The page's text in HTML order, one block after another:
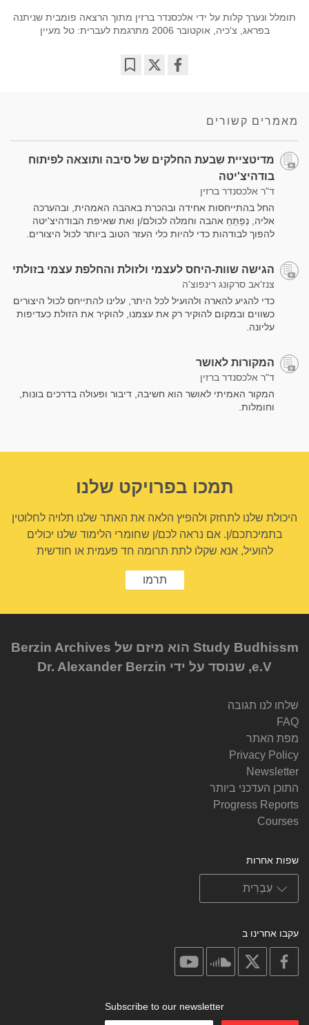
תומלל ונערך קלות על ידי אלכסנדר ברזין מתוך הרצאה פומבית שניתנה
בפראג, צ'כיה, אוקטובר 2006 מתרגמת לעברית: טל מעיין
מאמרים קשורים
מדיטציית שִבעת החלקים של סיבה ותוצאה לפיתוח
בודהיצ'יטה
ד"ר אלכסנדר ברזין
החל בהתייחסות אחידה ובהכרת באהבה האמהית, ובהערכה
אליה, נְפַתֵּחַ אהבה וחמלה לכולם/ן ואת שאיפת הבודהיצ'יטה
להפוך לבודהות כדי להיות כלי העזר הטוב ביותר לכול היצורים.
הגישה שוות-היחס לעצמי ולזולת והחלפת עצמי בזולתי
צנז'אב סרקונג רינפוצ'ה
כדי להגיע להארה ולהועיל לכל היתר, עלינו להתייחס לכול היצורים
כשווים ובמקום להוקיר רק את עצמנו, להוקיר את הזולת כעדיפות
עליונה.
המקורות לאושר
ד"ר אלכסנדר ברזין
המקור האמיתי לאושר הוא חשיבה, דיבור ופעולה בדרכים בונות,
וחומלות.
תמכו בפרויקט שלנו
היכולת שלנו לתחזק ולהפיץ הלאה את האתר שלנו תלויה לחלוטין
בתמיכתכם/ן. אם נראה לכם/ן שחומרי הלימוד שלנו יכולים
להועיל, אנא שקלו לתת תרומה חד פעמית או חודשית
תרמו
Study Budhissm הוא מיזם של Berzin Archives
e.V, שנוסד על ידי Dr. Alexander Berzin
שלחו לנו תגובה
FAQ
מפת האתר
Privacy Policy
Newsletter
התוכן העדכני ביותר
Progress Reports
Courses
שפות אחרות
עקבו אחרינו ב
facebook
soundcloud
Subscribe to our newsletter